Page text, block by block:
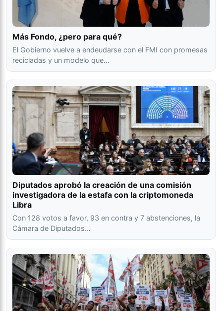
Más Fondo, ¿pero para qué?
El Gobierno vuelve a endeudarse con el FMI con promesas
recicladas y un modelo que…
Diputados aprobó la creación de una comisión
investigadora de la estafa con la criptomoneda
Libra
Con 128 votos a favor, 93 en contra y 7 abstenciones, la
Cámara de Diputados…